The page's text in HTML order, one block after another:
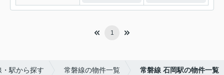
1
・駅から探す 常磐線の物件一覧 常磐線 石岡駅の物件一覧